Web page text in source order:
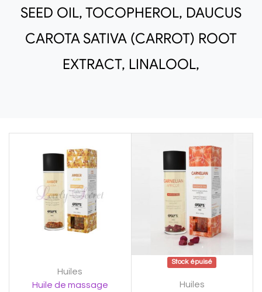
SEED OIL, TOCOPHEROL, DAUCUS
CAROTA SATIVA (CARROT) ROOT
EXTRACT, LINALOOL,
Huiles
Huile de massage
Stock épuisé
Huiles